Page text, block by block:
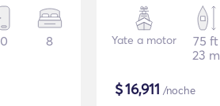
0 8 Yate a motor
75 ft
23 m
$16,911 /noche